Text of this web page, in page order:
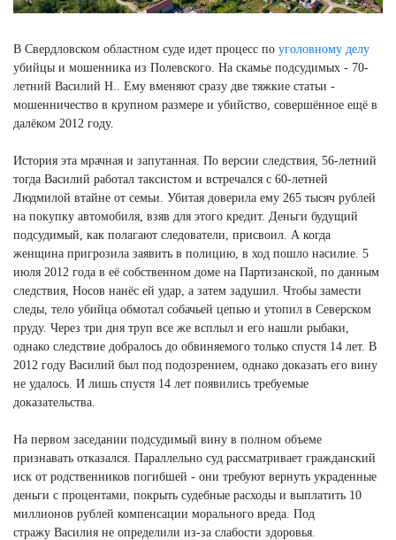
В Свердловском областном суде идет процесс по уголовному делу
убийцы и мошенника из Полевского. На скамье подсудимых - 70-
летний Василий Н.. Ему вменяют сразу две тяжкие статьи -
мошенничество в крупном размере и убийство, совершённое ещё в
далёком 2012 году.
История эта мрачная и запутанная. По версии следствия, 56-летний
тогда Василий работал таксистом и встречался с 60-летней
Людмилой втайне от семьи. Убитая доверила ему 265 тысяч рублей
на покупку автомобиля, взяв для этого кредит. Деньги будущий
подсудимый, как полагают следователи, присвоил. А когда
женщина пригрозила заявить в полицию, в ход пошло насилие. 5
июля 2012 года в её собственном доме на Партизанской, по данным
следствия, Носов нанёс ей удар, а затем задушил. Чтобы замести
следы, тело убийца обмотал собачьей цепью и утопил в Северском
пруду. Через три дня труп все же всплыл и его нашли рыбаки,
однако следствие добралось до обвиняемого только спустя 14 лет. В
2012 году Василий был под подозрением, однако доказать его вину
не удалось. И лишь спустя 14 лет появились требуемые
доказательства.
На первом заседании подсудимый вину в полном объеме
признавать отказался. Параллельно суд рассматривает гражданский
иск от родственников погибшей - они требуют вернуть украденные
деньги с процентами, покрыть судебные расходы и выплатить 10
миллионов рублей компенсации морального вреда. Под
стражу Василия не определили из-за слабости здоровья.